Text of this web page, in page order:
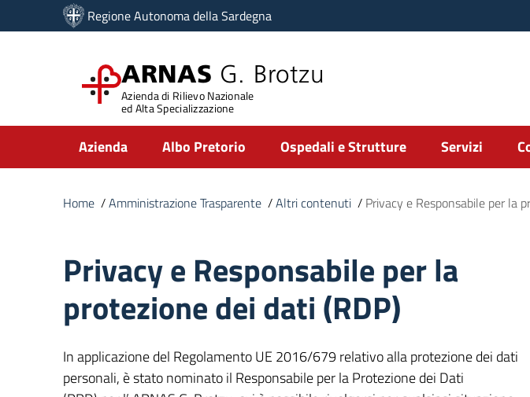
Vai ai contenuti
Vai al menu di navigazione
Regione Autonoma della Sardegna
ARNAS G. Brotzu
Azienda di Rilievo Nazionale
ed Alta Specializzazione
Submenu
Azienda Albo Pretorio Ospedali e Strutture Servizi
Home /Amministrazione Trasparente /Altri contenuti / Privacy e Responsabile per la
Privacy e Responsabile per la
protezione dei dati (RDP)
In applicazione del Regolamento UE 2016/679 relativo alla protezione dei dati
personali, è stato nominato il Responsabile per la Protezione dei Dati